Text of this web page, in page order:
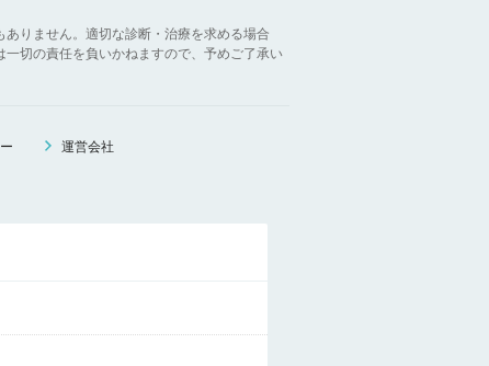
りません。適切な診断・治療を求める場合
切の責任を負いかねますので、予めご了承い
運営会社